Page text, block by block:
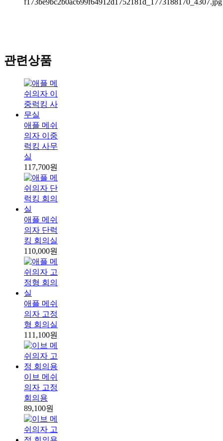
관련상품
애플 메쉬
의자 이중
럭킹 사무
실
117,700원
애플 메쉬
의자 단럭
킹 회의실
110,000원
애플 메쉬
의자 고정
형 회의실
111,100원
이브 메쉬
의자 고정
회의용
89,100원